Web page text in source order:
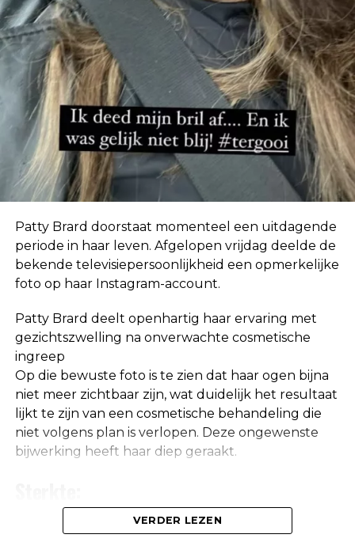
In eerste instantie geloofde ze de geruchten niet.
“Ik hoor zoveel dingen. Mensen horen ook dingen
over mij die helemaal niet waar zijn, dus ik neem
niet klakkeloos alles aan wat ik via via hoor.”
De relatie die ze met Jeroen had was niet hecht,
BOOS over de beschuldigingen aan Ali’s adres.
Patty Brard doorstaat momenteel een uitdagende
periode in haar leven. Afgelopen vrijdag deelde de
bekende televisiepersoonlijkheid een opmerkelijke
foto op haar Instagram-account.
Patty Brard deelt openhartig haar ervaring met
gezichtszwelling na onverwachte cosmetische
ingreep
Op die bewuste foto is te zien dat haar ogen bijna
niet meer zichtbaar zijn, wat duidelijk het resultaat
lijkt te zijn van een cosmetische behandeling die
niet volgens plan is verlopen. Deze ongewenste
bijwerking heeft haar diep geraakt.
Patty Brard ontvangt onmiskenbare
VERDER LEZEN